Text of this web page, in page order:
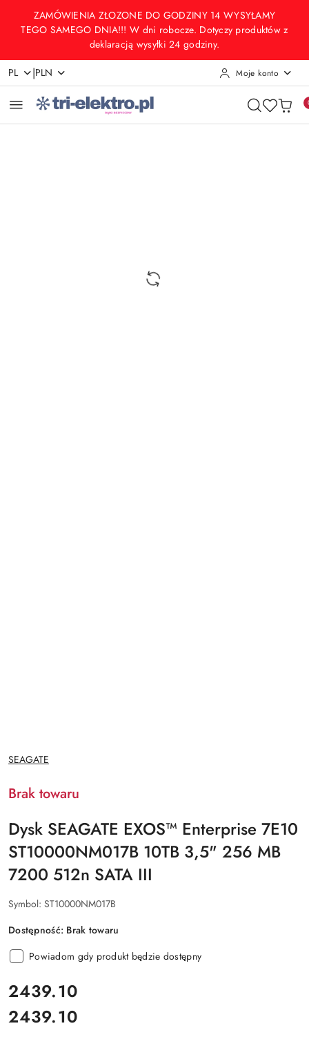
Przejdź do treści głównej
Przejdź do wyszukiwarki
Przejdź do moje konto
Przejdź do menu głównego
Przejdź do opisu produktu
Przejdź do stopki
ZAMÓWIENIA ZŁOZONE DO GODZINY 14 WYSYŁAMY
TEGO SAMEGO DNIA!!! W dni robocze. Dotyczy produktów z
deklaracją wysyłki 24 godziny.
PL |PLN Moje konto
NAZWA
PRODUCENTA:
SEAGATE
Brak towaru
Dysk SEAGATE EXOS™ Enterprise 7E10
ST10000NM017B 10TB 3,5" 256 MB
7200 512n SATA III
Symbol: ST10000NM017B
Dostępność: Brak towaru
Powiadom gdy produkt będzie dostępny
cena:
2439.10
Cena:
2439.10